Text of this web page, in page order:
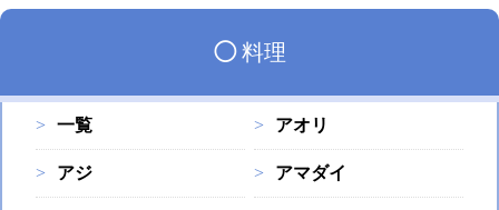
◯料理
一覧 アオリ
アジ アマダイ